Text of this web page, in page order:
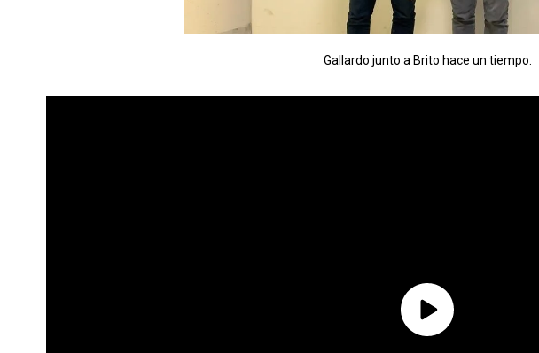
Gallardo junto a Brito hace un tiempo.